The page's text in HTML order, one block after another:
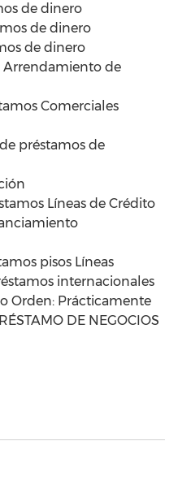
de dinero
de dinero
de dinero
Arrendamiento de
Comerciales
préstamos de
Líneas de Crédito
pisos Líneas
internacionales
Orden: Prácticamente
DE NEGOCIOS